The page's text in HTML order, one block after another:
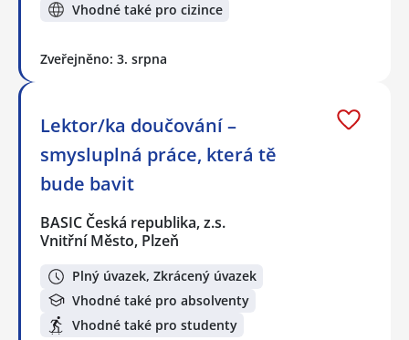
Vhodné také pro cizince
Zveřejněno: 3. srpna
Lektor/ka doučování –
smysluplná práce, která tě
bude bavit
BASIC Česká republika, z.s.
Vnitřní Město, Plzeň
Plný úvazek, Zkrácený úvazek
Vhodné také pro absolventy
Vhodné také pro studenty